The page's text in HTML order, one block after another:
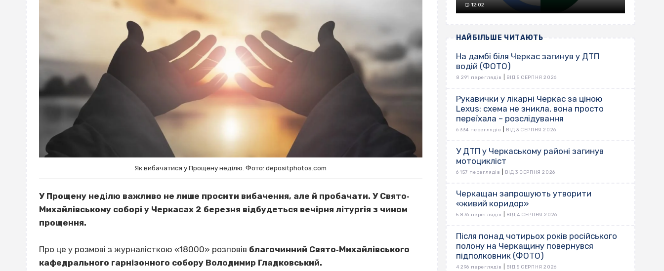
Як вибачатися у Прощену неділю. Фото: depositphotos.com
У Прощену неділю важливо не лише просити вибачення, але й пробачати. У Свято‐
Михайлівському соборі у Черкасах 2 березня відбудеться вечірня літургія з чином
прощення.
Про це у розмові з журналісткою «18000» розповів благочинний Свято‐Михайлівського
кафедрального гарнізонного собору Володимир Гладковський.
12:02
НАЙБІЛЬШЕ ЧИТАЮТЬ
На дамбі біля Черкас загинув у ДТП
водій (ФОТО)
8 291 переглядів ВІД 5 СЕРПНЯ 2026
Рукавички у лікарні Черкас за ціною
Lexus: схема не зникла, вона просто
переїхала – розслідування
6 334 переглядів ВІД 3 СЕРПНЯ 2026
У ДТП у Черкаському районі загинув
мотоцикліст
6 157 переглядів ВІД 3 СЕРПНЯ 2026
Черкащан запрошують утворити
«живий коридор»
5 876 переглядів ВІД 4 СЕРПНЯ 2026
Після понад чотирьох років російського
полону на Черкащину повернувся
підполковник (ФОТО)
4 296 переглядів ВІД 5 СЕРПНЯ 2026